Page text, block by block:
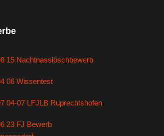
15 Nachtnasslöschbewerb
06 Wissentest
04-07 LFJLB Ruprechtshofen
23 FJ Bewerb